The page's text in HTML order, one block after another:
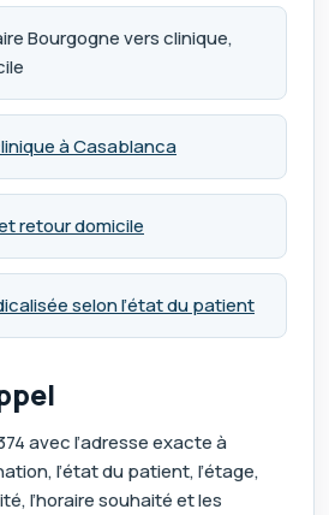
Bourgogne vers clinique,
à Casablanca
retour domicile
selon l’état du patient
avec l’adresse exacte à
l’état du patient, l’étage,
l’horaire souhaité et les